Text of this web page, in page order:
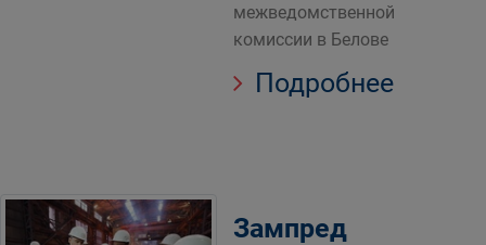
межведомственной
комиссии в Белове
Подробнее
Зампред